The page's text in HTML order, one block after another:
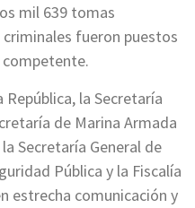
mil 639 tomas
fueron puestos
la Secretaría
de Marina Armada
Secretaría General de
Pública y la Fiscalía
estrecha comunicación y